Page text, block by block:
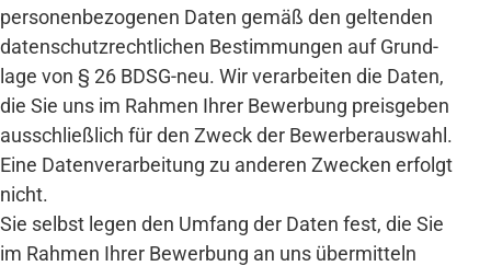
personen­bezogenen Daten gemäß den geltenden
daten­schutz­rechtlichen Bestimmungen auf Grund­
lage von § 26 BDSG-neu. Wir verarbeiten die Daten,
die Sie uns im Rahmen Ihrer Bewerbung preis­geben
aus­schließlich für den Zweck der Bewerber­auswahl.
Eine Daten­ver­arbeitung zu anderen Zwecken erfolgt
nicht.
Sie selbst legen den Umfang der Daten fest, die Sie
im Rahmen Ihrer Bewerbung an uns über­mitteln